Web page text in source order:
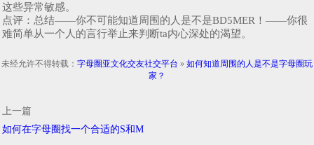
这些异常敏感。
点评：总结——你不可能知道周围的人是不是BD5MER！——你很
难简单从一个人的言行举止来判断ta内心深处的渴望。
未经允许不得转载： 字母圈亚文化交友社交平台 » 如何知道周围的人是不是字母圈玩
家？
上一篇
如何在字母圈找一个合适的S和M